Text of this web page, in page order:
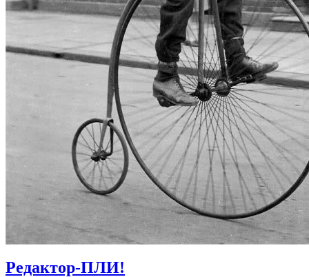
Редактор-ПЛИ!